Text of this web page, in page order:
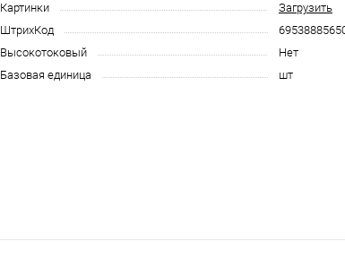
Картинки
Загрузить
ШтрихКод
Высокотоковый
Нет
Базовая единица
шт